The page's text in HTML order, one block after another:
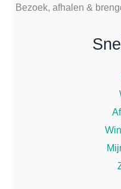
Bezoek, afhalen &